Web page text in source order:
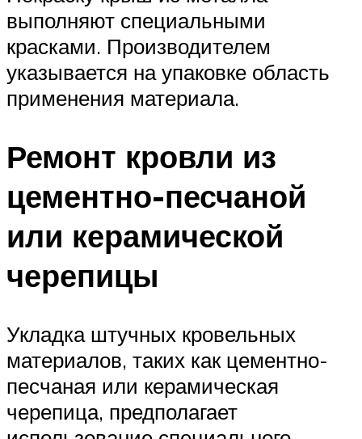
выполняют специальными
красками. Производителем
указывается на упаковке область
применения материала.
Ремонт кровли из
цементно-песчаной
или керамической
черепицы
Укладка штучных кровельных
материалов, таких как цементно-
песчаная или керамическая
черепица, предполагает